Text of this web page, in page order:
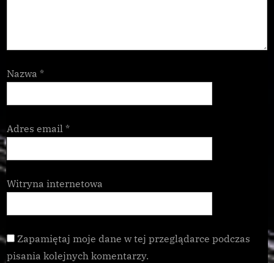
Nazwa *
Adres email *
Witryna internetowa
Zapamiętaj moje dane w tej przeglądarce podczas
pisania kolejnych komentarzy.